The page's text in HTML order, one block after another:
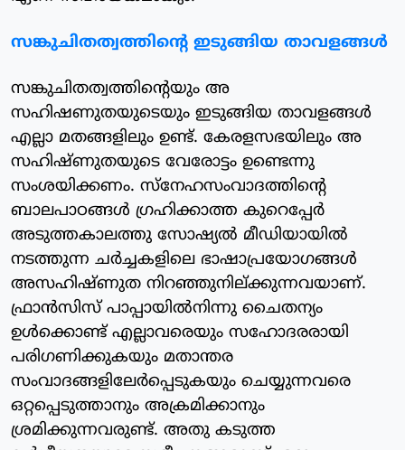
സങ്കുചിതത്വത്തിന്റെ ഇടുങ്ങിയ താവളങ്ങള്‍
സങ്കുചിതത്വത്തിന്റെയും അ
സഹിഷണുതയുടെയും ഇടുങ്ങിയ താവളങ്ങള്‍
എല്ലാ മതങ്ങളിലും ഉണ്ട്. കേരളസഭയിലും അ
സഹിഷ്ണുതയുടെ വേരോട്ടം ഉണ്ടെന്നു
സംശയിക്കണം. സ്‌നേഹസംവാദത്തിന്റെ
ബാലപാഠങ്ങള്‍ ഗ്രഹിക്കാത്ത കുറെപ്പേര്‍
അടുത്തകാലത്തു സോഷ്യല്‍ മീഡിയായില്‍
നടത്തുന്ന ചര്‍ച്ചകളിലെ ഭാഷാപ്രയോഗങ്ങള്‍
അസഹിഷ്ണുത നിറഞ്ഞുനില്ക്കുന്നവയാണ്.
ഫ്രാന്‍സിസ് പാപ്പായില്‍നിന്നു ചൈതന്യം
ഉള്‍ക്കൊണ്ട് എല്ലാവരെയും സഹോദരരായി
പരിഗണിക്കുകയും മതാന്തര
സംവാദങ്ങളിലേര്‍പ്പെടുകയും ചെയ്യുന്നവരെ
ഒറ്റപ്പെടുത്താനും അക്രമിക്കാനും
ശ്രമിക്കുന്നവരുണ്ട്. അതു കടുത്ത